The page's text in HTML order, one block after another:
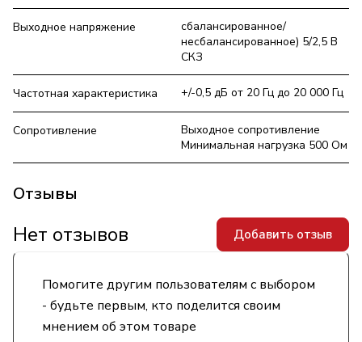
Выходное напряжение
сбалансированное/
несбалансированное) 5/2,5 В
СКЗ
Частотная характеристика +/-0,5 дБ от 20 Гц до 20 000 Гц
Сопротивление
Выходное сопротивление
Минимальная нагрузка 500 Ом
Отзывы
Помогите другим пользователям с выбором
- будьте первым, кто поделится своим
мнением об этом товаре
Нет отзывов Добавить отзыв